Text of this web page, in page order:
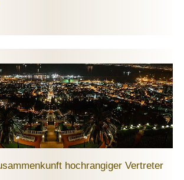
hochrangiger Vertreter